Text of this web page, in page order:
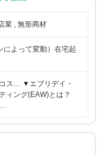
業 , 無形商材
によって変動）在宅起
ス… ▼エブリデイ・
ィング(EAW)とは？
…